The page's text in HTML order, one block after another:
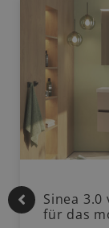
Sinea
für das